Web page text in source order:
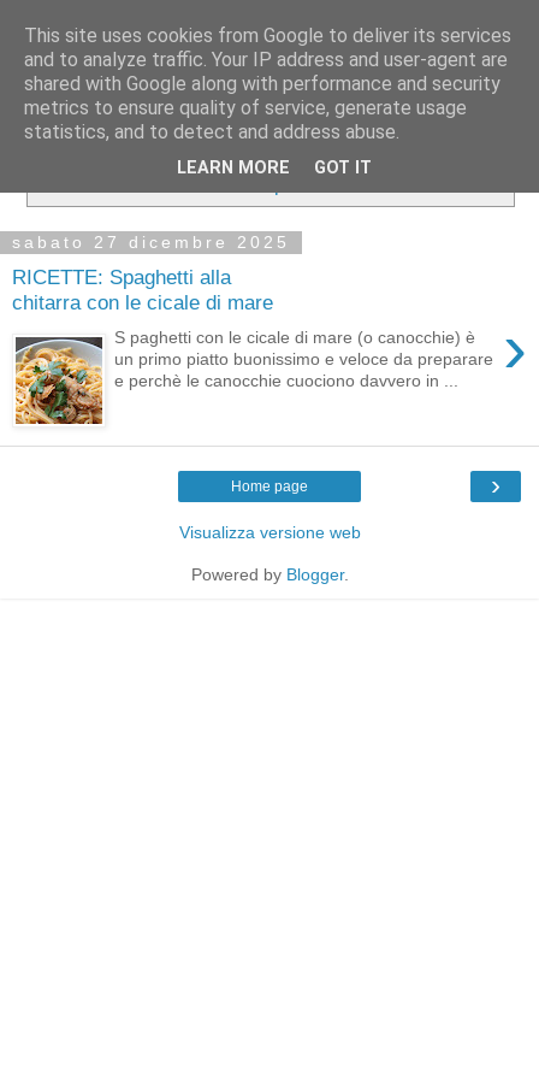
Visualizzazione post con etichettapirmi piatti
sabato 27 dicembre 2025
RICETTE: Spaghetti alla
chitarra con le cicale di mare
›
S paghetti con le cicale di mare (o canocchie) è
un primo piatto buonissimo e veloce da preparare
e perchè le canocchie cuociono davvero in ...
›
Home page
Visualizza versione web
Powered by Blogger.
This site uses cookies from Google to deliver its services
and to analyze traffic. Your IP address and user-agent are
shared with Google along with performance and security
metrics to ensure quality of service, generate usage
statistics, and to detect and address abuse.
LEARN MORE GOT IT